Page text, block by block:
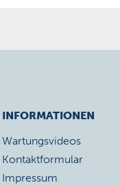
INFORMATIONEN
Wartungsvideos
Kontaktformular
Impressum